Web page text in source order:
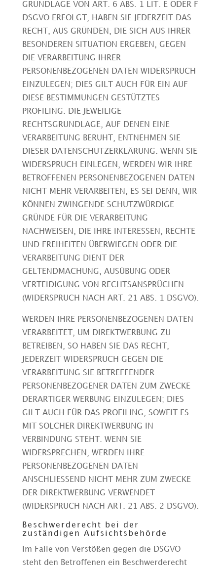
GRUNDLAGE VON ART. 6 ABS. 1 LIT. E ODER F
DSGVO ERFOLGT, HABEN SIE JEDERZEIT DAS
RECHT, AUS GRÜNDEN, DIE SICH AUS IHRER
BESONDEREN SITUATION ERGEBEN, GEGEN
DIE VERARBEITUNG IHRER
PERSONENBEZOGENEN DATEN WIDERSPRUCH
EINZULEGEN; DIES GILT AUCH FÜR EIN AUF
DIESE BESTIMMUNGEN GESTÜTZTES
PROFILING. DIE JEWEILIGE
RECHTSGRUNDLAGE, AUF DENEN EINE
VERARBEITUNG BERUHT, ENTNEHMEN SIE
DIESER DATENSCHUTZERKLÄRUNG. WENN SIE
WIDERSPRUCH EINLEGEN, WERDEN WIR IHRE
BETROFFENEN PERSONENBEZOGENEN DATEN
NICHT MEHR VERARBEITEN, ES SEI DENN, WIR
KÖNNEN ZWINGENDE SCHUTZWÜRDIGE
GRÜNDE FÜR DIE VERARBEITUNG
NACHWEISEN, DIE IHRE INTERESSEN, RECHTE
UND FREIHEITEN ÜBERWIEGEN ODER DIE
VERARBEITUNG DIENT DER
GELTENDMACHUNG, AUSÜBUNG ODER
VERTEIDIGUNG VON RECHTSANSPRÜCHEN
(WIDERSPRUCH NACH ART. 21 ABS. 1 DSGVO).
WERDEN IHRE PERSONENBEZOGENEN DATEN
VERARBEITET, UM DIREKTWERBUNG ZU
BETREIBEN, SO HABEN SIE DAS RECHT,
JEDERZEIT WIDERSPRUCH GEGEN DIE
VERARBEITUNG SIE BETREFFENDER
PERSONENBEZOGENER DATEN ZUM ZWECKE
DERARTIGER WERBUNG EINZULEGEN; DIES
GILT AUCH FÜR DAS PROFILING, SOWEIT ES
MIT SOLCHER DIREKTWERBUNG IN
VERBINDUNG STEHT. WENN SIE
WIDERSPRECHEN, WERDEN IHRE
PERSONENBEZOGENEN DATEN
ANSCHLIESSEND NICHT MEHR ZUM ZWECKE
DER DIREKTWERBUNG VERWENDET
(WIDERSPRUCH NACH ART. 21 ABS. 2 DSGVO).
Beschwerde­recht bei der
zuständigen Aufsichts­behörde
Im Falle von Verstößen gegen die DSGVO
steht den Betroffenen ein Beschwerderecht